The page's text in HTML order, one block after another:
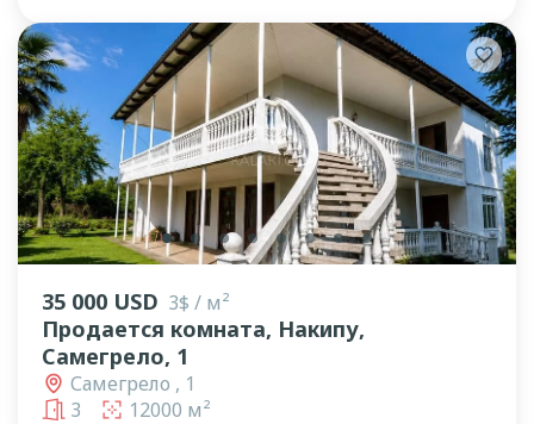
lens lens lens lens lens lens lens lens
35 000 USD 3$ / м²
Продается комната, Накипу,
Самегрело, 1
Самегрело , 1
3
12000 м²